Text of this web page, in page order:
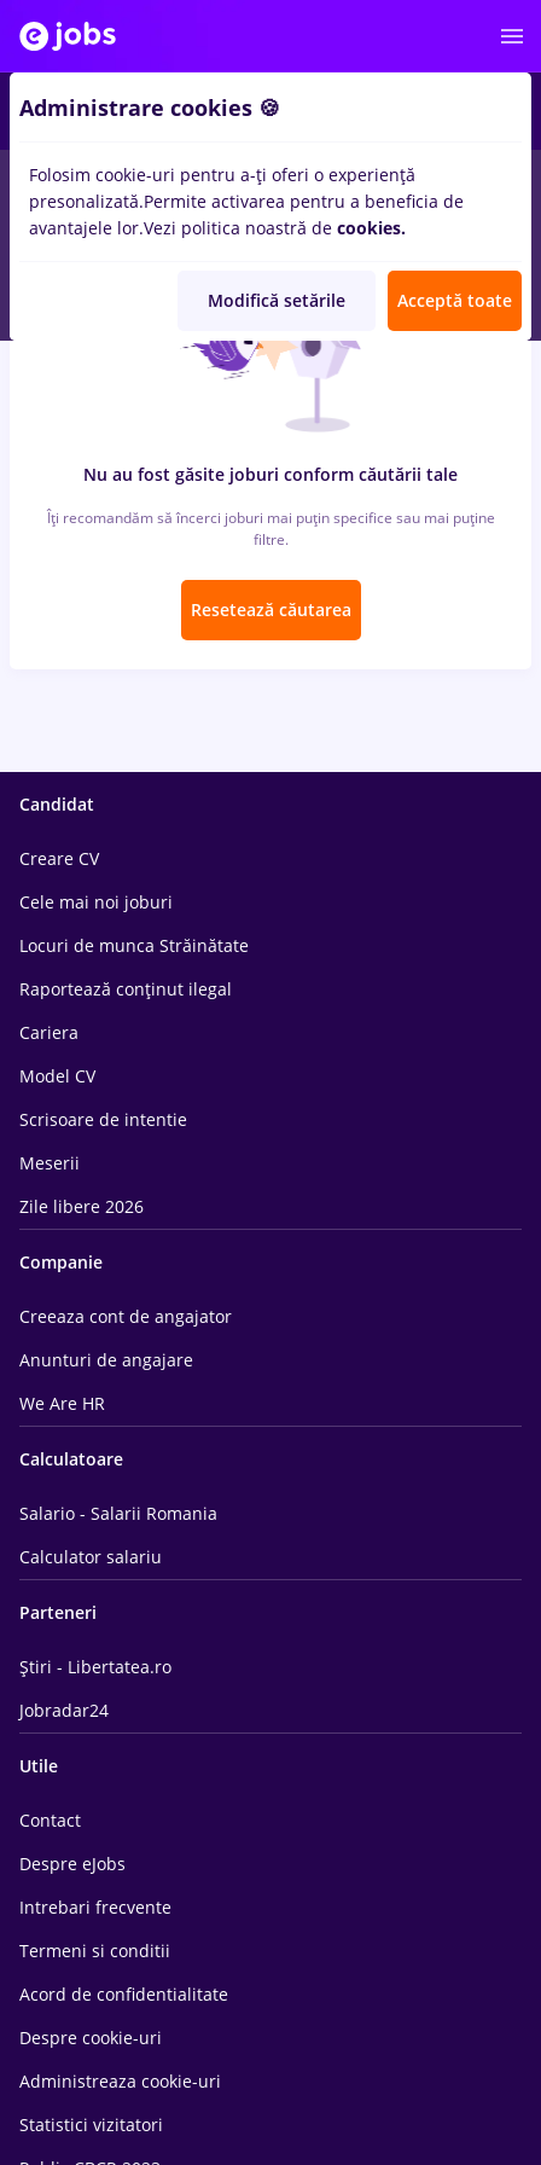
locuri de muncacu salarii zidari, Part timeinBucuresti
pentruStudentinTransport / Distributie, Medicina / Sanatate
Nu au fost găsite joburi conform căutării tale
Îți recomandăm să încerci joburi mai puțin specifice sau mai puține
filtre.
Resetează căutarea
Candidat
Creare CV
Cele mai noi joburi
Locuri de munca Străinătate
Raportează conținut ilegal
Cariera
Model CV
Scrisoare de intentie
Meserii
Zile libere 2026
Companie
Creeaza cont de angajator
Anunturi de angajare
We Are HR
Calculatoare
Salario - Salarii Romania
Calculator salariu
Parteneri
Știri - Libertatea.ro
Jobradar24
Utile
Contact
Despre eJobs
Intrebari frecvente
Termeni si conditii
Acord de confidentialitate
Despre cookie-uri
Administreaza cookie-uri
Statistici vizitatori
Administrare cookies 🍪
Folosim cookie-uri pentru a-ți oferi o experiență
presonalizată.Permite activarea pentru a beneficia de
avantajele lor.Vezi politica noastră de cookies.
Modifică setările Acceptă toate